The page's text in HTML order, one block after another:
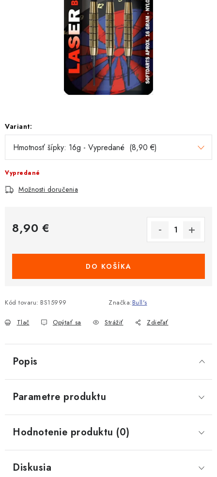
Variant:
Vypredané
Možnosti doručenia
8,90 €
DO KOŠÍKA
Kód tovaru: BS15999 Značka:Bull's
Tlač Opýtať sa Strážiť Zdieľať
Popis
Parametre produktu
Hodnotenie produktu (0)
Diskusia